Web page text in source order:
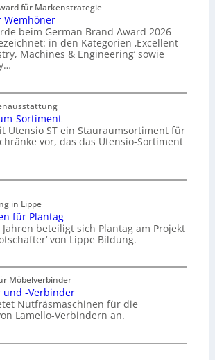
für Markenstrategie
Wemhöner
beim German Brand Award 2026
in den Kategorien ‚Excellent
Machines & Engineering‘ sowie
Sortiment
Utensio ST ein Stauraumsortiment für
vor, das das Utensio-Sortiment
in Lippe
für Plantag
beteiligt sich Plantag am Projekt
von Lippe Bildung.
Möbelverbinder
und -Verbinder
Nutfräsmaschinen für die
Lamello-Verbindern an.